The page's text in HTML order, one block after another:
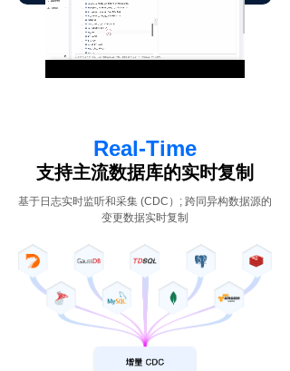
0%
0%
Real-Time
支持主流数据库的实时复制
基于日志实时监听和采集 (CDC）; 跨同异构数据源的
变更数据实时复制